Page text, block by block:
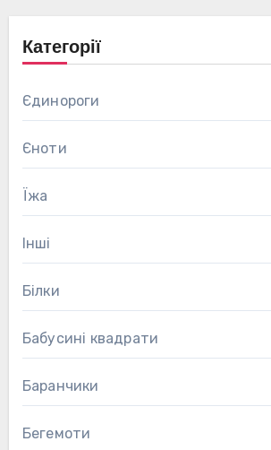
Категорії
Єдинороги
Єноти
Їжа
Інші
Білки
Бабусині квадрати
Баранчики
Бегемоти